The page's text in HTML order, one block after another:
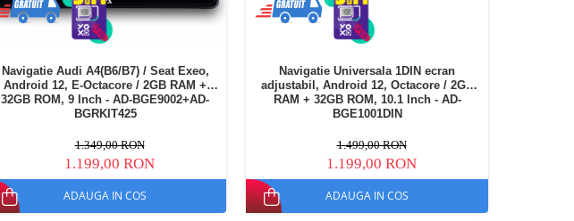
Navigatie Audi A4(B6/B7) / Seat Exeo,
Android 12, E-Octacore / 2GB RAM +
32GB ROM, 9 Inch - AD-BGE9002+AD-
BGRKIT425
1.349,00 RON
1.199,00 RON
ADAUGA IN COS
Navigatie Universala 1DIN ecran
adjustabil, Android 12, Octacore / 2GB
RAM + 32GB ROM, 10.1 Inch - AD-
BGE1001DIN
1.499,00 RON
1.199,00 RON
ADAUGA IN COS